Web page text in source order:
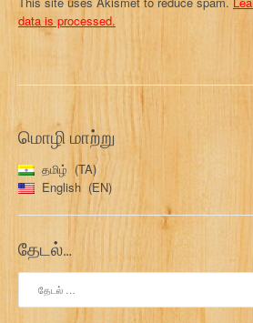
data is processed.
மொழி மாற்று
தமிழ்
TA
English
EN
தேடல்…
தேடு: